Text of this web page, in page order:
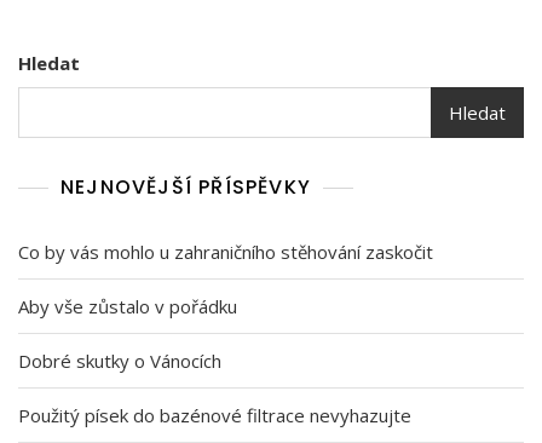
Hledat
Hledat
NEJNOVĚJŠÍ PŘÍSPĚVKY
Co by vás mohlo u zahraničního stěhování zaskočit
Aby vše zůstalo v pořádku
Dobré skutky o Vánocích
Použitý písek do bazénové filtrace nevyhazujte